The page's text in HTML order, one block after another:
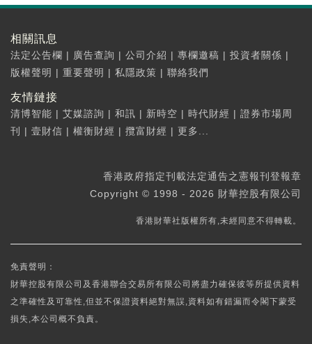
相關訊息
法定公告欄 | 廣告查詢 | 公司介紹 | 專欄邀稿 | 投資者關係 |
版權聲明 | 重要聲明 | 私隱政策 | 聯絡我們
友情鏈接
清博智能 | 艾媒諮詢 | 和訊 | 新時空 | 時代財經 | 證券市場周
刊
| 壹財信 | 權衡財經 | 攬富財經 | 更多...
香港政府指定刊載法定通告之憲報刊登報章
Copyright © 1998 - 2026 財華控股有限公司
香港財華社版權所有,未經同意不得轉載。
免責聲明：
財華控股有限公司及香港聯合交易所有限公司將盡力確保彼等所提供資料
之準確性及可靠性,但並不保證資料絕對無誤,資料如有錯漏而令閣下蒙受
損失,本公司概不負責。